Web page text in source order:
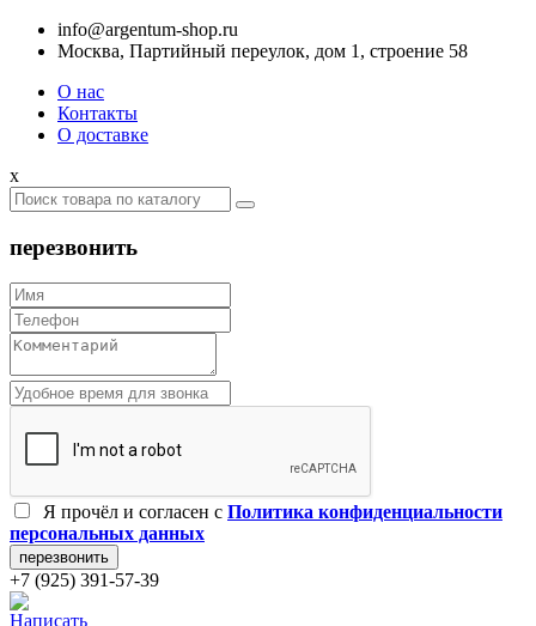
info@argentum-shop.ru
Москва, Партийный переулок, дом 1, строение 58
О нас
Контакты
О доставке
x
перезвонить
Я прочёл и согласен c Политика конфиденциальности
персональных данных
+7 (925) 391-57-39